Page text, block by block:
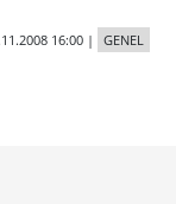
16:00| GENEL